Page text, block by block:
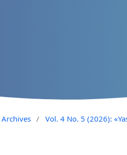
Archives / Vol. 4 No. 5 (2026):